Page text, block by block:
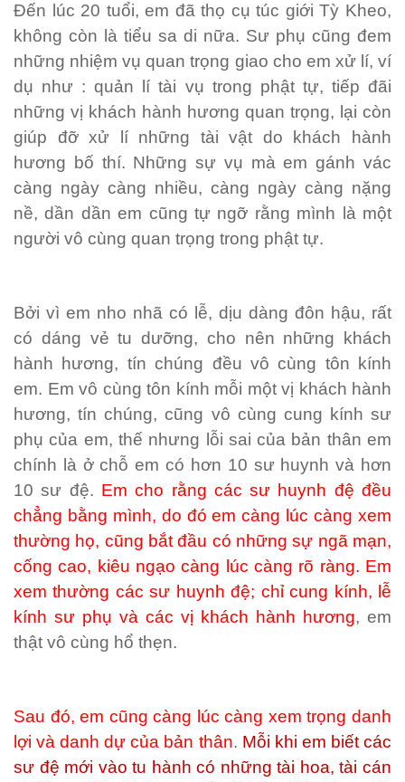
Đến lúc 20 tuổi, em đã thọ cụ túc giới Tỳ Kheo,
không còn là tiểu sa di nữa. Sư phụ cũng đem
những nhiệm vụ quan trọng giao cho em xử lí, ví
dụ như : quản lí tài vụ trong phật tự, tiếp đãi
những vị khách hành hương quan trọng, lại còn
giúp đỡ xử lí những tài vật do khách hành
hương bố thí. Những sự vụ mà em gánh vác
càng ngày càng nhiều, càng ngày càng nặng
nề, dần dần em cũng tự ngỡ rằng mình là một
người vô cùng quan trọng trong phật tự.
Bởi vì em nho nhã có lễ, dịu dàng đôn hậu, rất
có dáng vẻ tu dưỡng, cho nên những khách
hành hương, tín chúng đều vô cùng tôn kính
em. Em vô cùng tôn kính mỗi một vị khách hành
hương, tín chúng, cũng vô cùng cung kính sư
phụ của em, thế nhưng lỗi sai của bản thân em
chính là ở chỗ em có hơn 10 sư huynh và hơn
10 sư đệ. Em cho rằng các sư huynh đệ đều
chẳng bằng mình, do đó em càng lúc càng xem
thường họ, cũng bắt đầu có những sự ngã mạn,
cống cao, kiêu ngạo càng lúc càng rõ ràng. Em
xem thường các sư huynh đệ; chỉ cung kính, lễ
kính sư phụ và các vị khách hành hương, em
thật vô cùng hổ thẹn.
Sau đó, em cũng càng lúc càng xem trọng danh
lợi và danh dự của bản thân. Mỗi khi em biết các
sư đệ mới vào tu hành có những tài hoa, tài cán